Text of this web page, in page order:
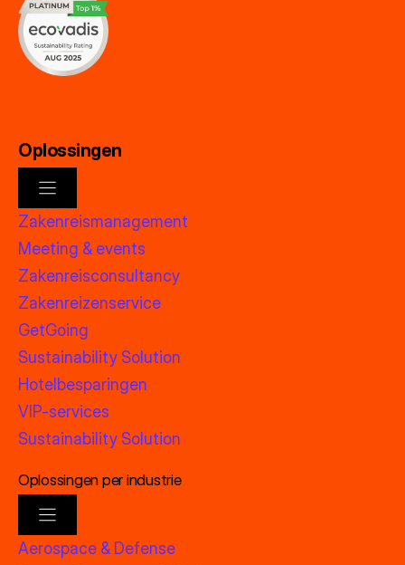
Oplossingen
Zakenreismanagement
Meeting & events
Zakenreisconsultancy
Zakenreizenservice
GetGoing
Sustainability Solution
Hotelbesparingen
VIP-services
Sustainability Solution
Oplossingen per industrie
Aerospace & Defense